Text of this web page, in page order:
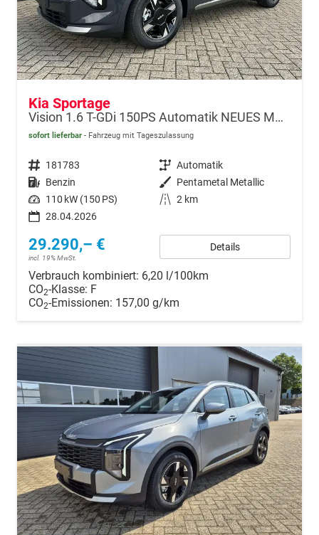
Kia Sportage
Vision 1.6 T-GDi 150PS Automatik NEUES MODELL MY26 FACELIFT Sitzheizung Lenkradheizung Klimaautomatik Navi Bluetooth Touchscreen Apple CarPlay Android Auto PDC v+h 17"LM Rückf.Kamera ACC 2x Keyless
sofort lieferbar Fahrzeug mit Tageszulassung
Fahrzeugnr. 181783 Getriebe Automatik
Kraftstoff Benzin Außenfarbe Pentametal Metallic
Leistung 110 kW (150 PS) Kilometerstand 2 km
28.04.2026
29.290,– €
incl. 19% MwSt.
Details
Verbrauch kombiniert: 6,20 l/100km
CO2-Klasse: F
CO2-Emissionen: 157,00 g/km